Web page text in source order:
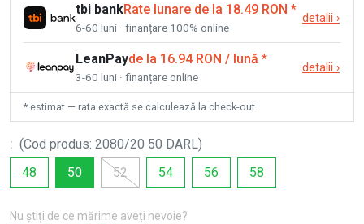
tbi bankRate lunare de la 18.49 RON *
6-60 luni · finanțare 100% online
detalii ›
LeanPayde la 16.94 RON / lună *
3-60 luni · finanțare online
detalii ›
* estimat — rata exactă se calculează la check-out
: (Cod produs: 2080/20 50 DARL)
48
50 52 54 56 58
Nu știți de ce mărime aveți nevoie?